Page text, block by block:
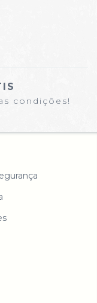
condições!